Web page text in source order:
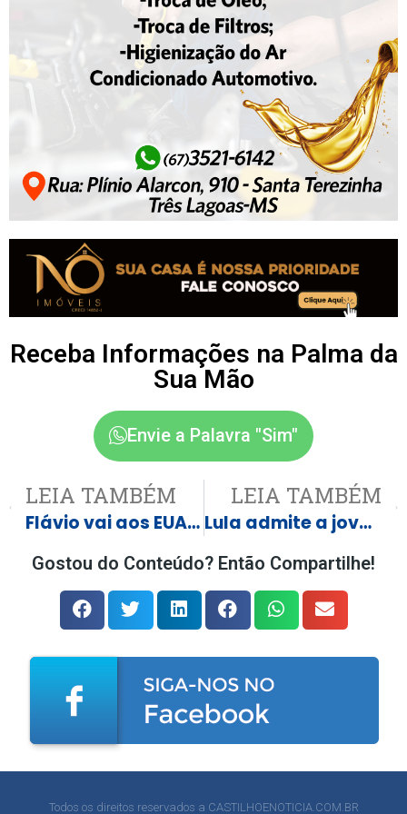
Receba Informações na Palma da
Sua Mão
Envie a Palavra "Sim"
LEIA TAMBÉM
Flávio vai aos EUA tentar ‘salvar o Pix’ e barrar tarifaço
LEIA TAMBÉM
Lula admite a jovens: ‘Político honesto que vocês procuram não está dentro de mim’
Gostou do Conteúdo? Então Compartilhe!
Todos os direitos reservados a CASTILHOENOTICIA.COM.BR